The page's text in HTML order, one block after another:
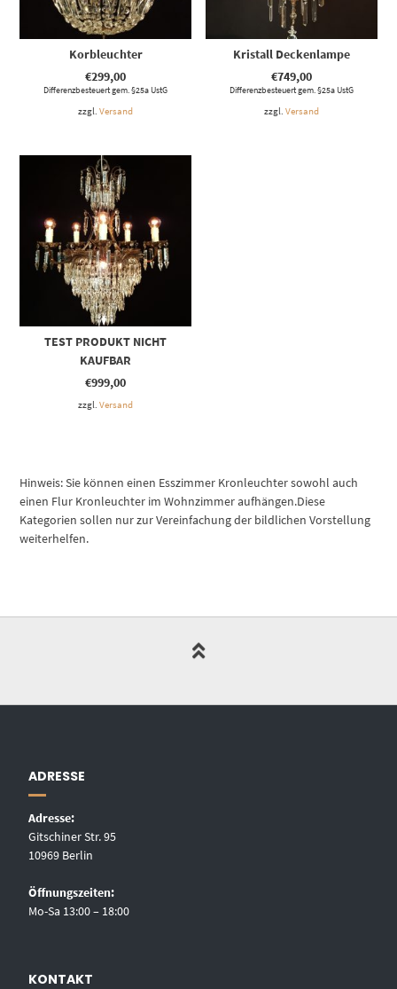
Korbleuchter
€299,00
Differenzbesteuert gem. §25a UstG
zzgl.Versand
Kristall Deckenlampe
€749,00
Differenzbesteuert gem. §25a UstG
zzgl. Versand
TEST PRODUKT NICHT
KAUFBAR
€999,00
zzgl.Versand
Hinweis: Sie können einen Esszimmer Kronleuchter sowohl auch
einen Flur Kronleuchter im Wohnzimmer aufhängen.Diese
Kategorien sollen nur zur Vereinfachung der bildlichen Vorstellung
weiterhelfen.
ADRESSE
Adresse:
Gitschiner Str. 95
10969 Berlin
Öffnungszeiten:
Mo-Sa 13:00 – 18:00
KONTAKT